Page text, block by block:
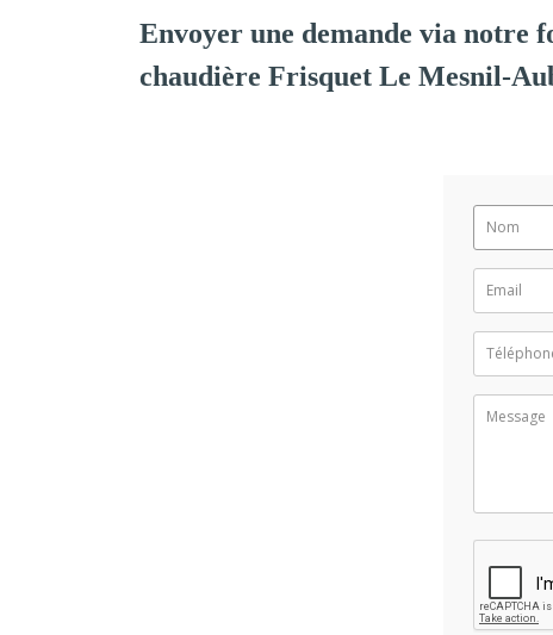
Envoyer une demande via notre
chaudière Frisquet Le Mesnil-